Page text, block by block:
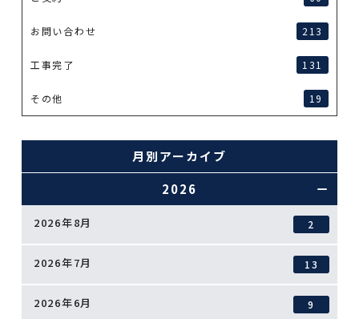
お問い合わせ 213
工事完了 131
その他 19
月別アーカイブ
2026
2026年8月 2
2026年7月 13
2026年6月 9